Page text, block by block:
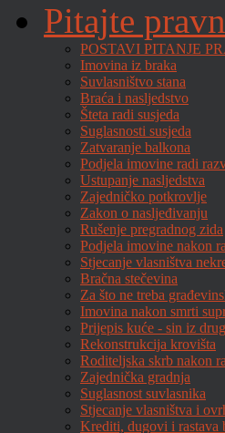
Pitajte
POSTAVI PITANJE
Imovina iz braka
Suvlasništvo stana
Braća i nasljedstvo
Šteta radi susjeda
Suglasnosti susjeda
Zatvaranje balkona
Podjela imovine radi
Ustupanje nasljedstva
Zajedničko potkrovlje
Zakon o nasljeđivanju
Rušenje pregradnog zida
Podjela imovine nakon
Stjecanje vlasništva
Bračna stečevina
Za što ne treba
Imovina nakon smrti
Prijepis kuće - sin iz
Rekonstrukcija krovišta
Roditeljska skrb nakon
Zajednička gradnja
Suglasnost suvlasnika
Stjecanje vlasništva i
Krediti, dugovi i rastava